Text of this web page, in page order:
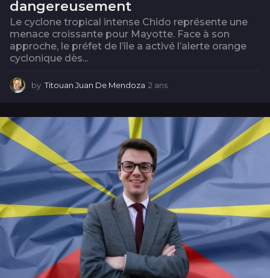
dangereusement
Le cyclone tropical intense Chido représente une
menace croissante pour Mayotte. Face à son
approche, le préfet de l’île a activé l’alerte orange
cyclonique dès...
by Titouan Juan De Mendoza 2 ans
s